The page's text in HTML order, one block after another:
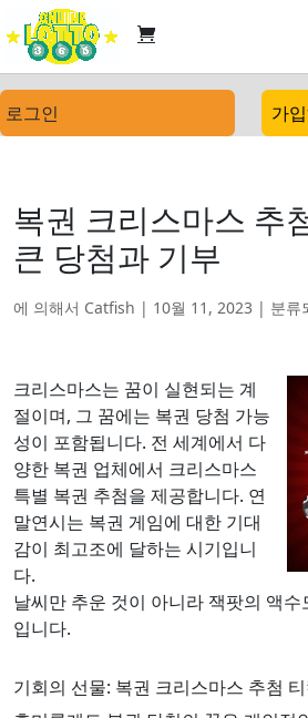
로그인 가
복권 크리스마스 추
큰 당첨과 기부
에 의해서 Catfish | 10월 11, 2023 | 분류
크리스마스는 꿈이 실현되는 계
절이며, 그 꿈에는 복권 당첨 가능
성이 포함됩니다. 전 세계에서 다
양한 복권 업체에서 크리스마스
특별 복권 추첨을 제공합니다. 연
말연시는 복권 게임에 대한 기대
감이 최고조에 달하는 시기입니
다.
날씨만 추운 것이 아니라 잭팟의 액
입니다.
기회의 선물: 복권 크리스마스 추첨